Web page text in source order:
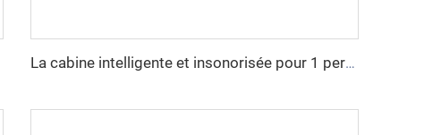
La cabine intelligente et insonorisée pour 1 personne - série Cyspace X